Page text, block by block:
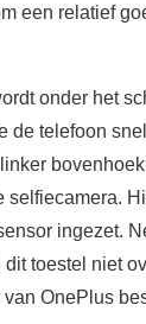
een relatief
onder het
de telefoon
selfiecamera.
ingezet.
dit toestel niet
OnePlus